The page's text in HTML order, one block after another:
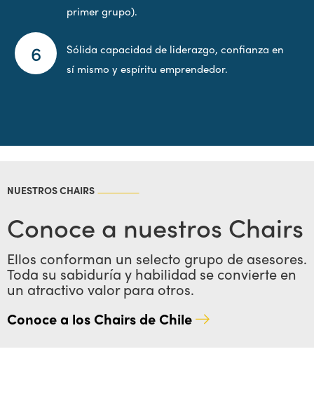
primer grupo).
Sólida capacidad de liderazgo, confianza en
sí mismo y espíritu emprendedor.
NUESTROS CHAIRS
Conoce a nuestros Chairs
Ellos conforman un selecto grupo de asesores.
Toda su sabiduría y habilidad se convierte en
un atractivo valor para otros.
Conoce a los Chairs de Chile